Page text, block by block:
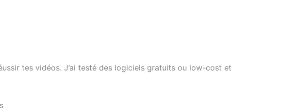
tes vidéos. J’ai testé des logiciels gratuits ou low-cost et